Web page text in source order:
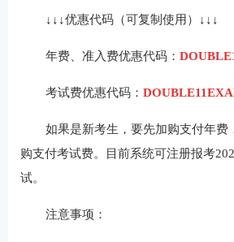
↓↓↓优惠代码（可复制使用）↓↓↓
年费、准入费优惠代码：
考试费优惠代码：
如果是新考生，要先加购支付年费
购支付考试费。目前系统可注册报考
试。
注意事项：